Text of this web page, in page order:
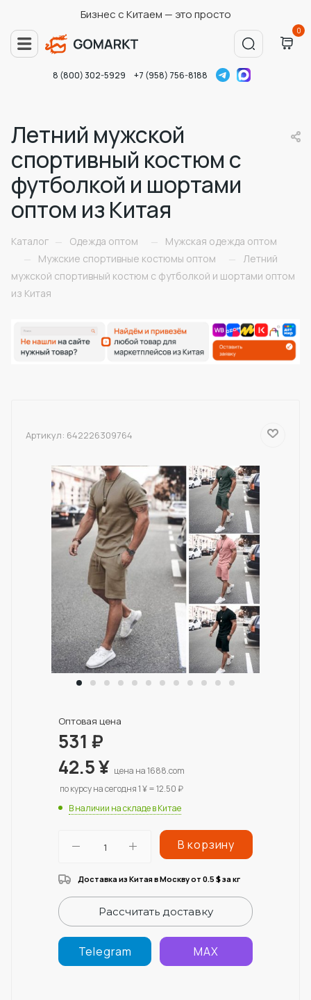
Бизнес с Китаем — это просто
0
8 (800) 302-5929 +7 (958) 756-8188
Летний мужской
спортивный костюм с
футболкой и шортами
оптом из Китая
Каталог — Одежда оптом —
Мужская одежда оптом
—
Мужские спортивные костюмы оптом —
Летний
мужской спортивный костюм с футболкой и шортами оптом
из Китая
Артикул: 642226309764
Оптовая цена
531 ₽
42.5¥ цена на 1688.com
по курсу на сегодня 1 ¥ = 12.50 ₽
В наличии на складе в Китае
В корзину
Доставка из Китая в Москву от 0.5 $за кг
Рассчитать доставку
Telegram MAX